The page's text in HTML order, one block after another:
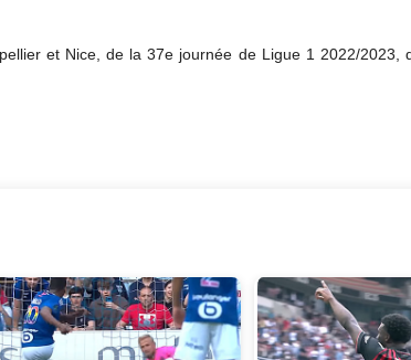
et Nice, de la 37e journée de Ligue 1 2022/